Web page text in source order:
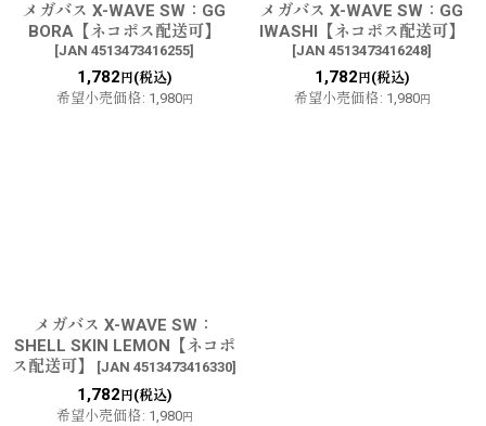
メガバス X-WAVE SW：GG
BORA【ネコポス配送可】
[JAN 4513473416255]
1,782 円(税込)
希望小売価格: 1,980円
メガバス X-WAVE SW：GG
IWASHI【ネコポス配送可】
[JAN 4513473416248]
1,782 円(税込)
希望小売価格: 1,980円
メガバス X-WAVE SW：
SHELL SKIN LEMON【ネコポ
ス配送可】
[JAN 4513473416330]
1,782 円(税込)
希望小売価格: 1,980円